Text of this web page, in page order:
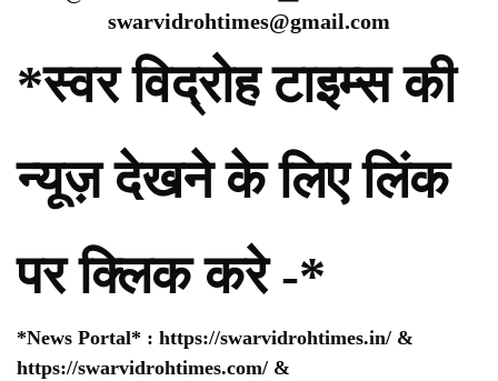
swarvidrohtimes@gmail.com
*स्वर विद्रोह टाइम्स की
न्यूज़ देखने के लिए लिंक
पर क्लिक करे -*
*News Portal* : https://swarvidrohtimes.in/ &
https://swarvidrohtimes.com/ &